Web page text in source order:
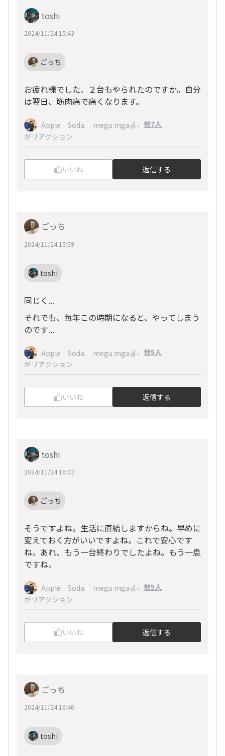
toshi
2024/11/24 15:43
ごっち
お疲れ様でした。２台もやられたのですか。自分
は翌日、筋肉痛で痛くなります。
Apple Soda. megu mga🍏、 他7人
がリアクション
いいね 返信する
ごっち
2024/11/24 15:59
toshi
同じく...
それでも、毎年この時期になると、やってしまう
のです...
Apple Soda. megu mga🍏、 他5人
がリアクション
いいね 返信する
toshi
2024/11/24 16:02
ごっち
そうですよね。生活に直結しますからね。早めに
変えておく方がいいですよね。これで安心です
ね。あれ、もう一台終わりでしたよね。もう一息
ですね。
Apple Soda. megu mga🍏、 他5人
がリアクション
いいね 返信する
ごっち
2024/11/24 16:40
toshi